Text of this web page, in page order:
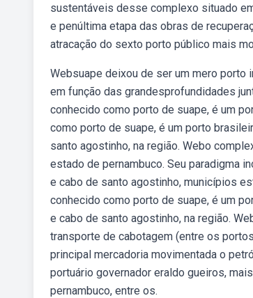
sustentáveis desse complexo situado
e penúltima etapa das obras de
atracação do sexto porto público mais
Websuape deixou de ser um mero porto
em função das grandesprofundidades
conhecido como porto de suape, é um
como porto de suape, é um porto
santo agostinho, na região. Webo
estado de pernambuco. Seu paradigma
e cabo de santo agostinho, municípios
conhecido como porto de suape, é um
e cabo de santo agostinho, na região.
transporte de cabotagem (entre os
principal mercadoria movimentada o
portuário governador eraldo gueiros,
pernambuco, entre os.